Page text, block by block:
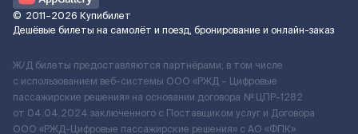
© 2011–2026 Купибилет
Дешёвые билеты на самолёт и поезд, бронирование и онлайн-заказ
Ж/Д билеты предоставляются партнёрами, в том числе
с использованием веб-системы ООО «РЖД – Цифровые
пассажирские решения» на основании договора № ЦПР-1282
от 04.04.2024 заключенного с Поставщиком услуг и Договора
ООО «РЖД-Цифровые пассажирские решения» c АО «ФПК»